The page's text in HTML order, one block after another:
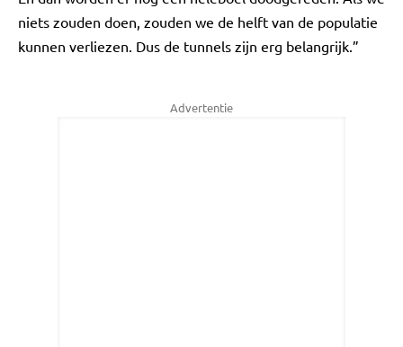
niets zouden doen, zouden we de helft van de populatie
kunnen verliezen. Dus de tunnels zijn erg belangrijk.”
Advertentie